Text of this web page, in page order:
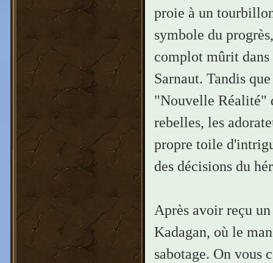
proie à un
symbole du
complot mûrit dans
Sarnaut. Tandis
"Nouvelle Réalité"
rebelles, les
propre toile
des décisions du
Après avoir reçu
Kadagan, où le
sabotage. On vous